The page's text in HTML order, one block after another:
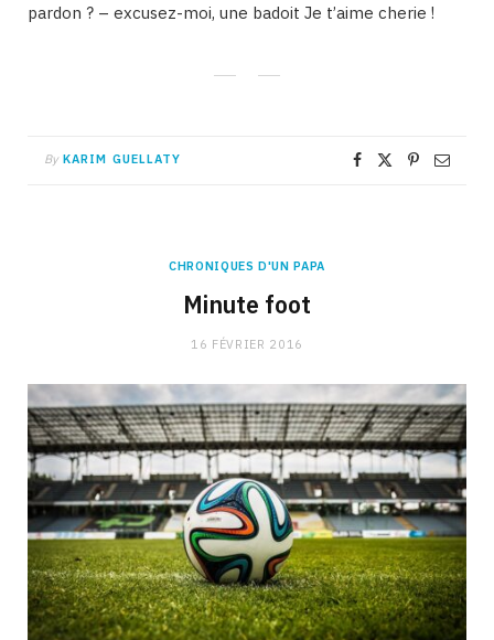
pardon ? – excusez-moi, une badoit Je t’aime cherie !
By KARIM GUELLATY
CHRONIQUES D'UN PAPA
Minute foot
16 FÉVRIER 2016